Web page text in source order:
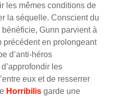
les mêmes conditions de
la séquelle. Conscient du
Gunn parvient à
précédent en prolongeant
d’anti-héros
les
eux et de resserrer
Horribilis garde une